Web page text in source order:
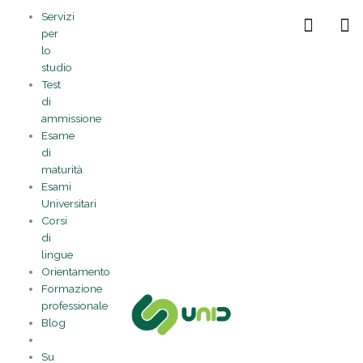
contenuto
Servizi
per
lo
studio
Test
di
ammissione
Esame
di
maturità
Esami
Universitari
Corsi
di
lingue
Orientamento
Formazione
professionale
Blog
Su